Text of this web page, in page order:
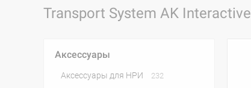
Transport System AK Interactive
Аксессуары
Аксессуары для НРИ 232